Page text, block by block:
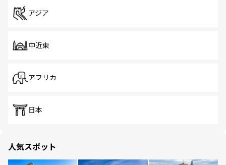
アジア
中近東
アフリカ
日本
人気スポット